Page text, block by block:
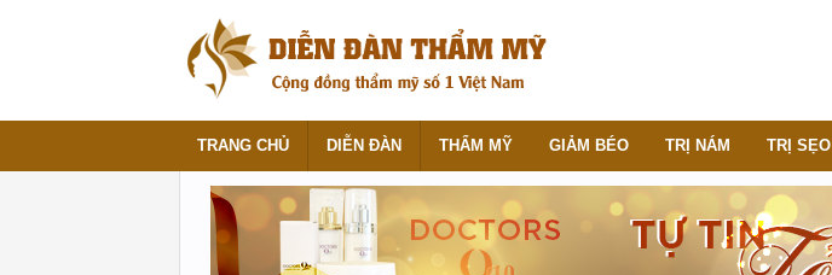
TRANG CHỦ DIỄN ĐÀN THẨM MỸ GIẢM BÉO TRỊ NÁM TRỊ SẸO